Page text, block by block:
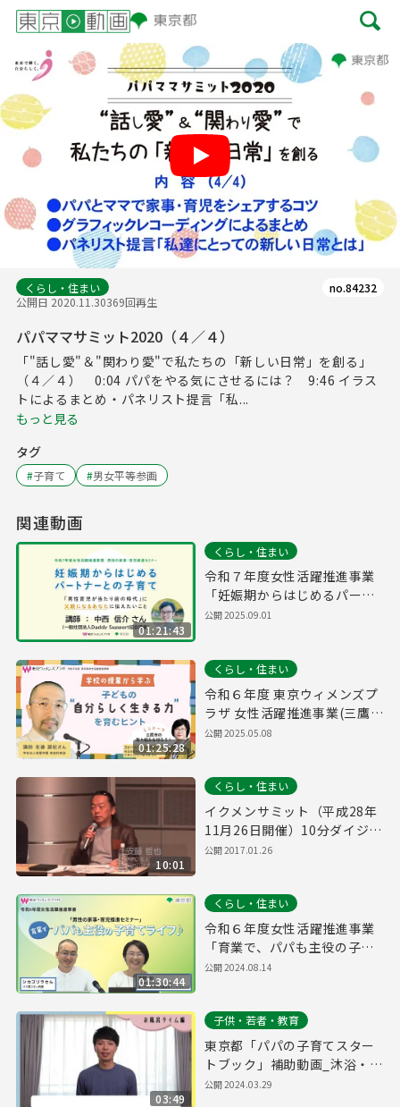
Play
くらし・住まい
公開日 2020.11.30369回再生
no.84232
パパママサミット2020（４／４）
「"話し愛"＆"関わり愛"で私たちの「新しい日常」を創る」
（４／４） 0:04 パパをやる気にさせるには？ 9:46 イラス
トによるまとめ・パネリスト提言「私...
もっと見る
タグ
#子育て #男女平等参画
関連動画
01:21:43
くらし・住まい
令和７年度女性活躍推進事業
「妊娠期からはじめるパート
ナーとの子育て」
公開2025.09.01
01:25:28
くらし・住まい
令和６年度 東京ウィメンズプ
ラザ 女性活躍推進事業(三鷹市
共催事業)
公開2025.05.08
10:01
くらし・住まい
イクメンサミット（平成28年
11月26日開催）10分ダイジェ
スト
公開2017.01.26
01:30:44
くらし・住まい
令和６年度女性活躍推進事業
「育業で、パパも主役の子育
てライフ♪」
公開2024.08.14
03:49
子供・若者・教育
東京都「パパの子育てスター
トブック」補助動画_沐浴・お
風呂
公開2024.03.29